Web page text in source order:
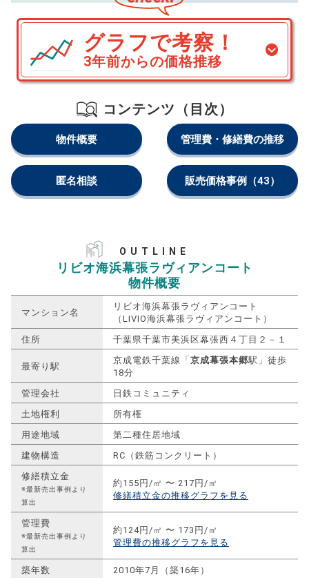
グラフで考察！
3年前からの価格推移
コンテンツ（目次）
物件概要 管理費・修繕費の推移
匿名相談 販売価格事例 （43）
OUTLINE
リビオ海浜幕張ラヴィアンコート
物件概要
マンション名
リビオ海浜幕張ラヴィアンコート
（LIVIO海浜幕張ラヴィアンコート）
住所
千葉県千葉市美浜区幕張西４丁目２－１
最寄り駅
京成電鉄千葉線「京成幕張本郷駅」徒歩
18分
管理会社
日鉄コミュニティ
土地権利
所有権
用途地域
第二種住居地域
建物構造
RC（鉄筋コンクリート）
修繕積立金
※最新売出事例より
算出
約155円/㎡ 〜 217円/㎡
修繕積立金の推移グラフを見る
管理費
※最新売出事例より
算出
約124円/㎡ 〜 173円/㎡
管理費の推移グラフを見る
築年数
2010年7月（築16年）